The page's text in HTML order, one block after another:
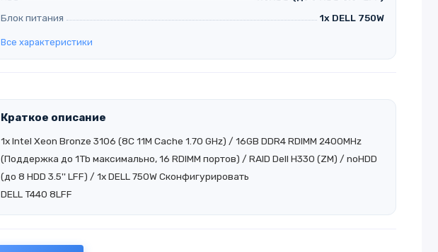
Блок питания
1x DELL 750W
Все характеристики
Краткое описание
1x Intel Xeon Bronze 3106 (8C 11M Cache 1.70 GHz) / 16GB DDR4 RDIMM 2400MHz
(Поддержка до 1Tb максимально, 16 RDIMM портов) / RAID Dell H330 (ZM) / noHDD
(до 8 HDD 3.5'' LFF) / 1x DELL 750WСконфигурировать
DELL T440 8LFF